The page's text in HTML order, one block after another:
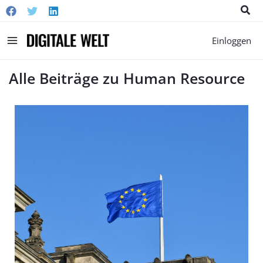
Main
Einloggen
Alle Beiträge zu Human Resource